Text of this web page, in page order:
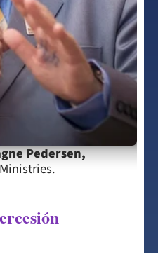
Pedersen,